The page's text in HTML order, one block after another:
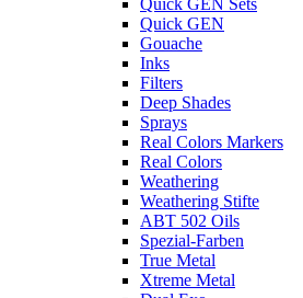
Quick GEN Sets
Quick GEN
Gouache
Inks
Filters
Deep Shades
Sprays
Real Colors Markers
Real Colors
Weathering
Weathering Stifte
ABT 502 Oils
Spezial-Farben
True Metal
Xtreme Metal